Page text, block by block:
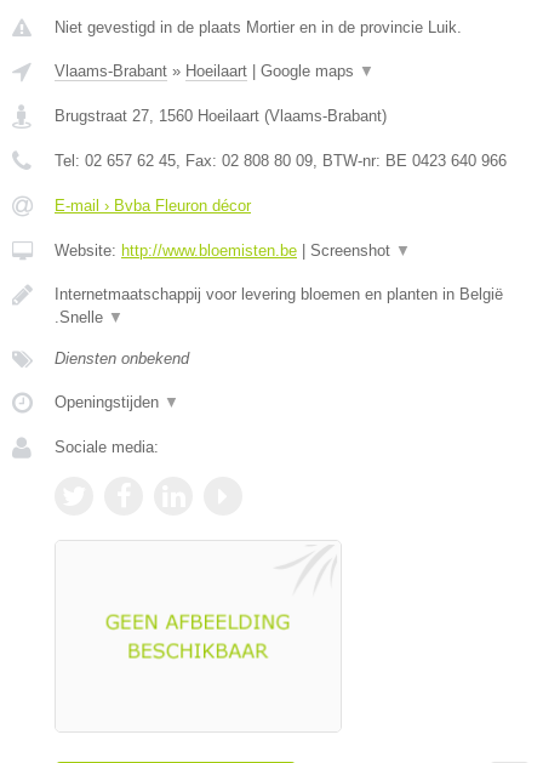
Niet gevestigd in de plaats Mortier en in de provincie Luik.
Vlaams-Brabant » Hoeilaart Google maps ▼
Brugstraat 27, 1560 Hoeilaart (Vlaams-Brabant)
Tel: 02 657 62 45, Fax: 02 808 80 09, BTW-nr: BE 0423 640 966
E-mail › Bvba Fleuron décor
Website: http://www.bloemisten.be Screenshot ▼
Internetmaatschappij voor levering bloemen en planten in België
.Snelle ▼
Diensten onbekend
Openingstijden ▼
Sociale media: